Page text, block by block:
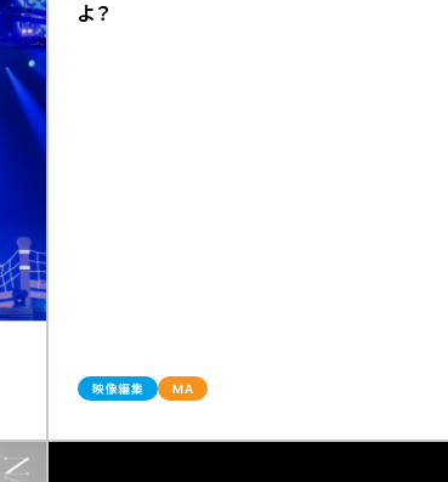
よ？
映像編集 MA